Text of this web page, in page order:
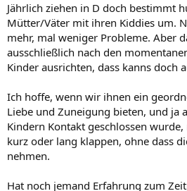
Jährlich ziehen in D doch bestimmt
Mütter/Väter mit ihren Kiddies um.
mehr, mal weniger Probleme. Aber
ausschließlich nach den
Kinder ausrichten, dass kanns doch
Ich hoffe, wenn wir ihnen ein
Liebe und Zuneigung bieten, und ja
Kindern Kontakt geschlossen
kurz oder lang klappen, ohne dass
nehmen.
Hat noch jemand Erfahrung zum